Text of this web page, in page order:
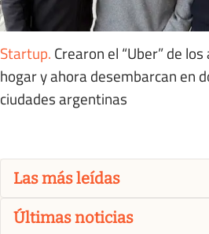
Startup. Crearon el “Uber” de
hogar y ahora desembarcan en
ciudades argentinas
Las más leídas
Últimas noticias